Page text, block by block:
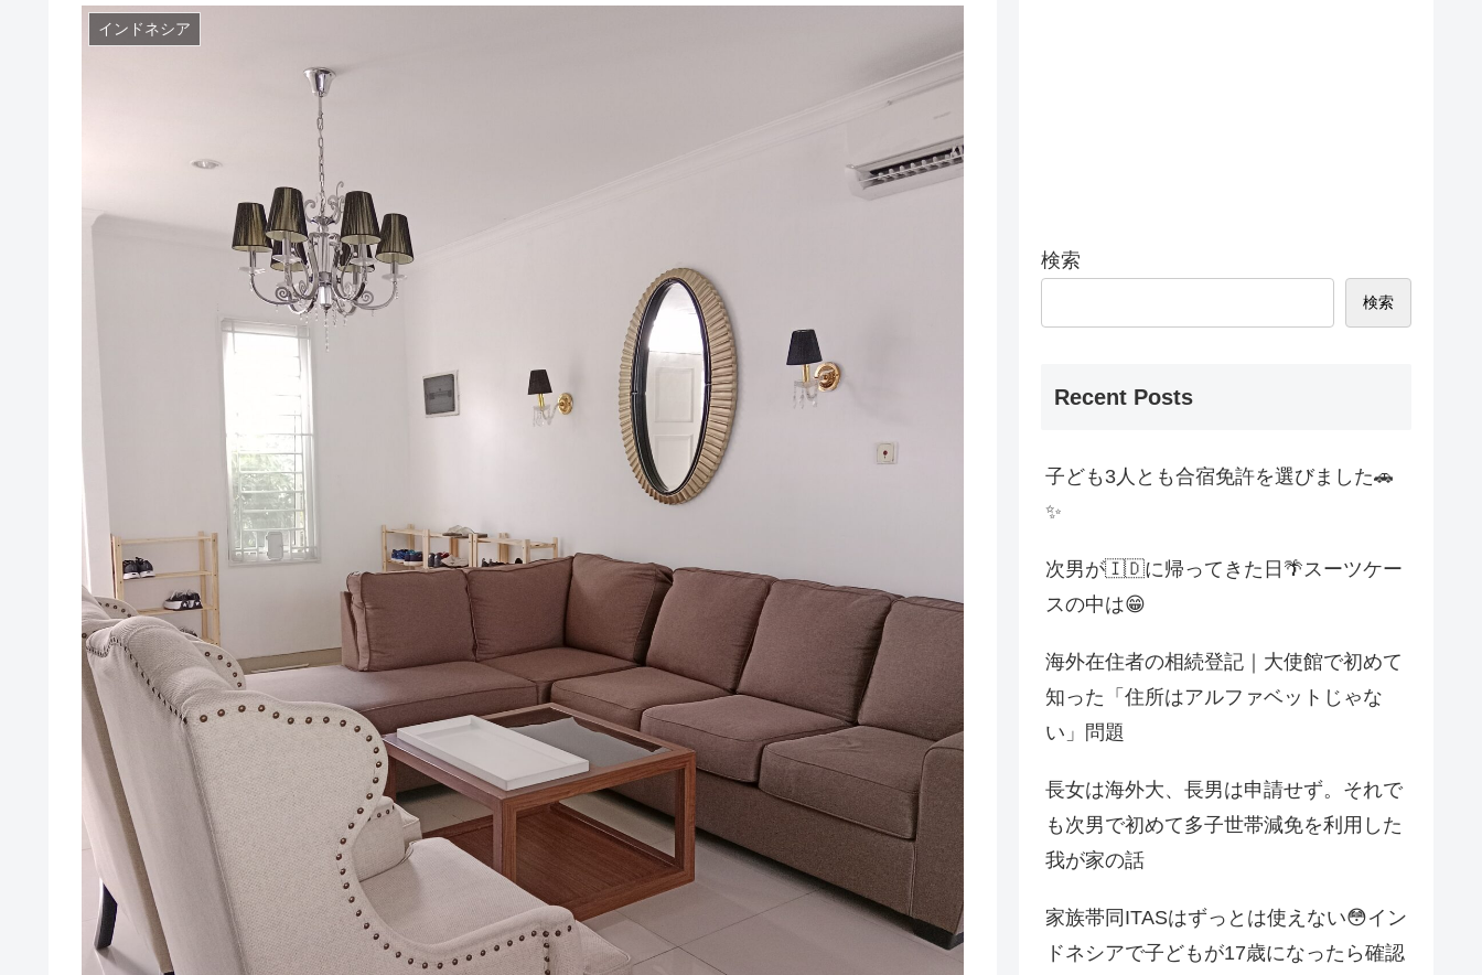
インドネシア
検索
検索
Recent Posts
子ども3人とも合宿免許を選びました🚗
✨
次男が🇮🇩に帰ってきた日🌴スーツケー
スの中は😁
海外在住者の相続登記｜大使館で初めて
知った「住所はアルファベットじゃな
い」問題
長女は海外大、長男は申請せず。それで
も次男で初めて多子世帯減免を利用した
我が家の話
家族帯同ITASはずっとは使えない😳イン
ドネシアで子どもが17歳になったら確認